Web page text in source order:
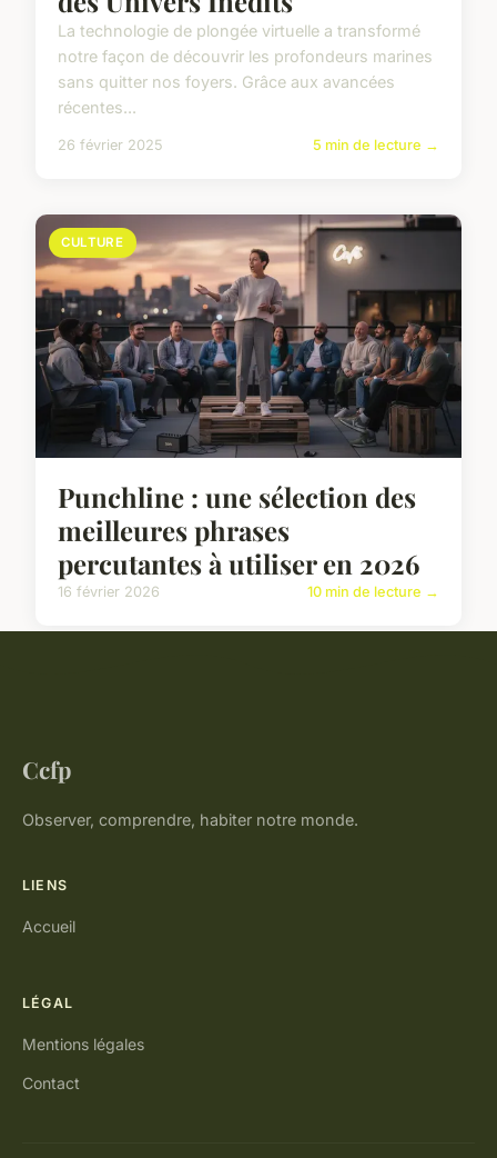
La technologie de plongée virtuelle a transformé
notre façon de découvrir les profondeurs marines
sans quitter nos foyers. Grâce aux avancées
récentes...
26 février 2025 5 min de lecture →
CULTURE
Punchline : une sélection des
meilleures phrases
percutantes à utiliser en 2026
16 février 2026 10 min de lecture →
Ccfp
Observer, comprendre, habiter notre monde.
LIENS
Accueil
LÉGAL
Mentions légales
Contact